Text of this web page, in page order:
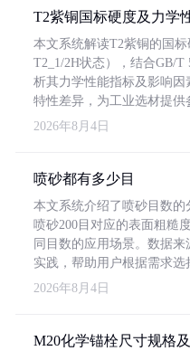
T2紫铜国标硬度及力学
本文系统解读T2紫铜的国
T2_1/2H状态），结合GB/T
析其力学性能指标及影响
特性差异，为工业选材提供
2026年8月4日
喷砂都有多少目
本文系统介绍了喷砂目数
喷砂200目对应的表面粗糙
同目数的应用场景。数据来
实践，帮助用户根据需求选
2026年8月4日
M20化学锚栓尺寸规格